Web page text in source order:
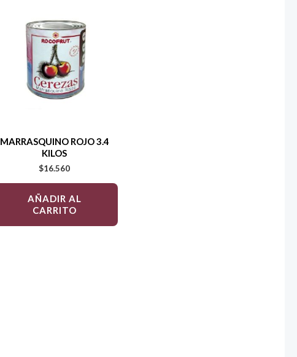
MARRASQUINO ROJO 3.4
KILOS
$16.560
AÑADIR AL
CARRITO